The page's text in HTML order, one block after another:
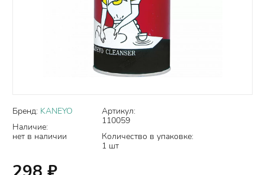
Бренд: KANEYO
Наличие:
нет в наличии
Артикул:
110059
Количество в упаковке:
1 шт